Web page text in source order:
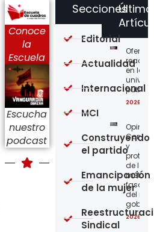
Conoce
la
Escuela
Escucha
nuestro
podcast
en las
2026-
y
de los
del
2026-
Secciones
Editorial
Actualidad
Internacional
MCI
Construyendo
el partido
Emancipación
de la mujer
Sindical